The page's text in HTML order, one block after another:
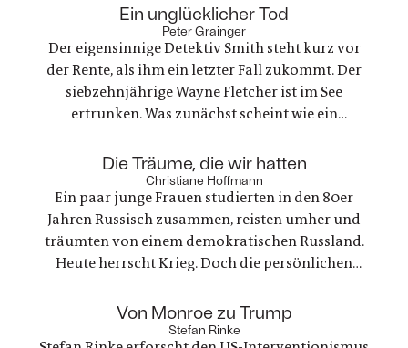
Ein unglücklicher Tod
Peter Grainger
Der eigensinnige Detektiv Smith steht kurz vor
der Rente, als ihm ein letzter Fall zukommt. Der
siebzehnjährige Wayne Fletcher ist im See
ertrunken. Was zunächst scheint wie ein
anderes heraus. Es geht um nichts weniger als die
große Frage nach Gerechtigkeit. Eine
nervenaufreibende Ermittlung beginnt
Die Träume, die wir hatten
Christiane Hoffmann
Ein paar junge Frauen studierten in den 80er
Jahren Russisch zusammen, reisten umher und
träumten von einem demokratischen Russland.
Heute herrscht Krieg. Doch die persönlichen
gerade als eine der Frauen stirbt. Ein Buch über
Trauer und Hoffnung in deutsch-ukranisch-
Von Monroe zu Trump
Stefan Rinke